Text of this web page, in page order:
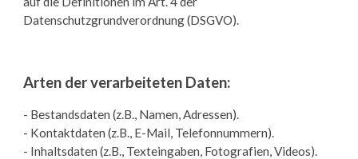
Datenschutzgrundverordnung (DSGVO).
Arten der verarbeiteten Daten:
- Bestandsdaten (z.B., Namen, Adressen).
- Kontaktdaten (z.B., E-Mail, Telefonnummern).
- Inhaltsdaten (z.B., Texteingaben, Fotografien, Videos).